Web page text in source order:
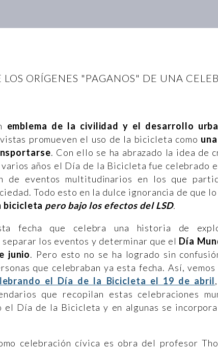
LOS ORÍGENES "PAGANOS" DE UNA
emblema de la civilidad y el desarrollo
promueven el uso de la bicicleta como
. Con ello se ha abrazado la idea de
años el Día de la Bicicleta fue celebrado
de eventos multitudinarios en los que
Todo esto en la dulce ignorancia de que lo
bicicleta pero bajo los efectos del LSD.
fecha que celebra una historia de
los eventos y determinar que el Día
junio. Pero esto no se ha logrado sin
que celebraban ya esta fecha. Así, vemos
el Día de la Bicicleta el 19 de abril
que recopilan estas celebraciones
el Día de la Bicicleta y en algunas se
celebración cívica es obra del profesor